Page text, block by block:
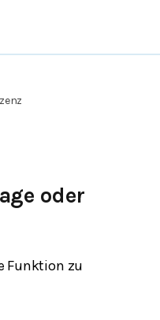
oder
Funktion zu